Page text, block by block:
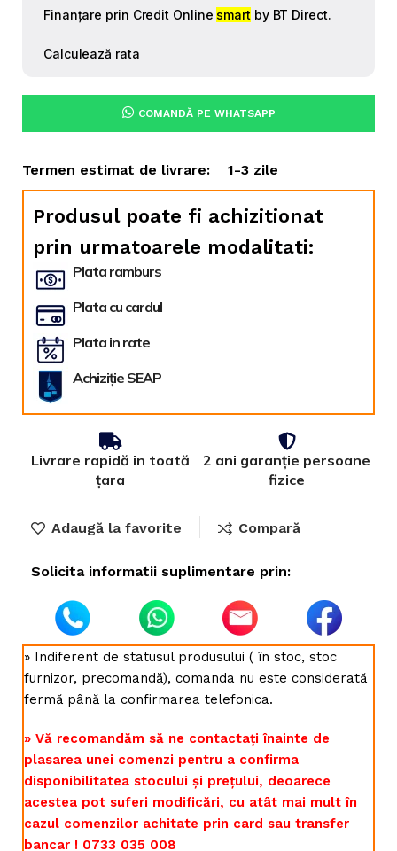
COMANDĂ PE WHATSAPP
Termen estimat de livrare: 1-3 zile
Produsul poate fi achizitionat
prin urmatoarele modalitati:
Plata ramburs
Plata cu cardul
Plata in rate
Achiziție SEAP
Livrare rapidă in toată
țara
2 ani garanție persoane
fizice
Adaugă la favorite Compară
Solicita informatii suplimentare prin:
» Indiferent de statusul produsului ( în stoc, stoc
furnizor, precomandă), comanda nu este considerată
fermă până la confirmarea telefonica.
» Vă recomandăm să ne contactați înainte de
plasarea unei comenzi pentru a confirma
disponibilitatea stocului și prețului, deoarece
acestea pot suferi modificări, cu atât mai mult în
cazul comenzilor achitate prin card sau transfer
bancar ! 0733 035 008